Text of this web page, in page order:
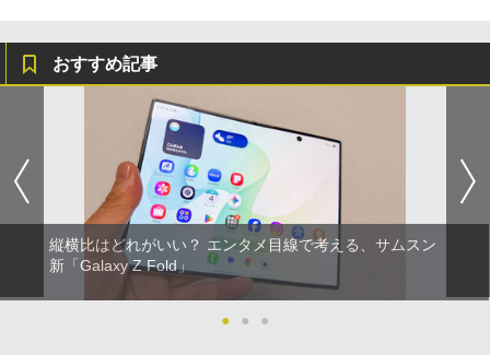
おすすめ記事
縦横比はどれがいい？ エンタメ目線で考える、サムスン
新「Galaxy Z Fold」
● ● ●